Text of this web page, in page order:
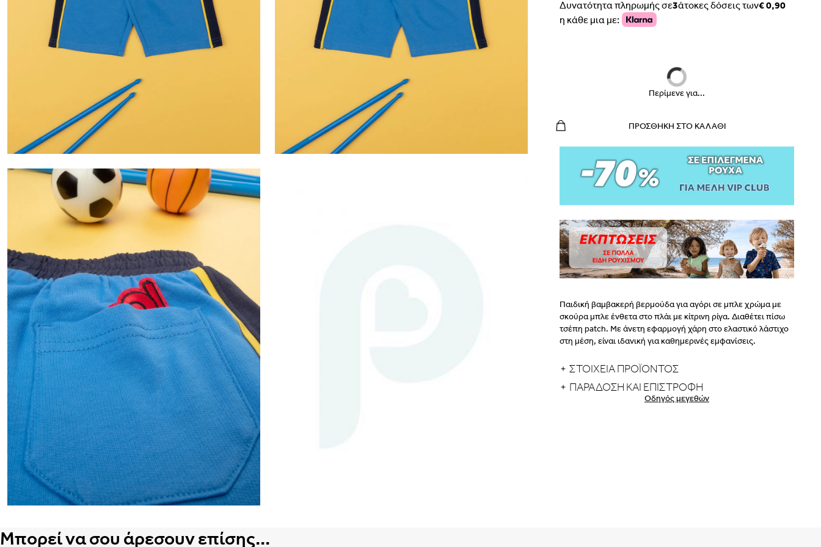
Δυνατότητα πληρωμής σε3άτοκες δόσεις των€ 0,90
η κάθε μια με:
Περίμενε για...
ΠΡΟΣΘΉΚΗ ΣΤΟ ΚΑΛΆΘΙ
Παιδική βαμβακερή βερμούδα για αγόρι σε μπλε χρώμα με
σκούρα μπλε ένθετα στο πλάι με κίτρινη ρίγα. Διαθέτει πίσω
τσέπη patch. Με άνετη εφαρμογή χάρη στο ελαστικό λάστιχο
στη μέση, είναι ιδανική για καθημερινές εμφανίσεις.
ΣΤΟΙΧΕΙΑ ΠΡΟΪΟΝΤΟΣ
ΠΑΡΆΔΟΣΗ ΚΑΙ ΕΠΙΣΤΡΟΦΉ
Οδηγός μεγεθών
Μπορεί να σου άρεσουν επίσης...
ΑΠΟΘΉΚΕΥΣΕ